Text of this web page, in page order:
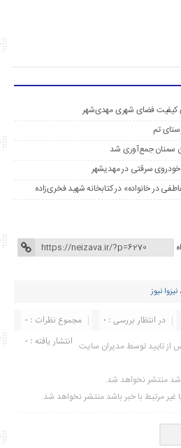
کیفیت فضای شهری مهدی‌شهر
تم
در خانواده» در کتابخانه شهید فخری‌زاده
، نیزوا نیوز
مجموع نظرات : 0
در انتظار بررسی : 0
انتشار یافته : ۰ از تایید توسط مدیران سایت
منتشر نخواهد شد.
غیر مرتبط با خبر باشد منتشر نخواهد شد.